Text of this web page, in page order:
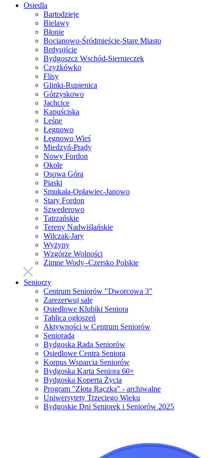
Osiedla
Bartodzieje
Bielawy
Błonie
Bocianowo-Śródmieście-Stare Miasto
Brdyujście
Bydgoszcz Wschód-Siernieczek
Czyżkówko
Flisy
Glinki-Rupienica
Górzyskowo
Jachcice
Kapuściska
Leśne
Łęgnowo
Łęgnowo Wieś
Miedzyń-Prądy
Nowy Fordon
Okole
Osowa Góra
Piaski
Smukała-Opławiec-Janowo
Stary Fordon
Szwederowo
Tatrzańskie
Tereny Nadwiślańskie
Wilczak-Jary
Wyżyny
Wzgórze Wolności
Zimne Wody–Czersko Polskie
Seniorzy
Centrum Seniorów "Dworcowa 3"
Zarezerwuj salę
Osiedlowe Klubiki Seniora
Tablica ogłoszeń
Aktywności w Centrum Seniorów
Seniorada
Bydgoska Rada Seniorów
Osiedlowe Centra Seniora
Korpus Wsparcia Seniorów
Bydgoska Karta Seniora 60+
Bydgoska Koperta Życia
Program "Złota Rączka" - archiwalne
Uniwersytety Trzeciego Wieku
Bydgoskie Dni Seniorek i Seniorów 2025